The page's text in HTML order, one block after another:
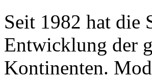
Seit 1982 hat die
Entwicklung der
Kontinenten.